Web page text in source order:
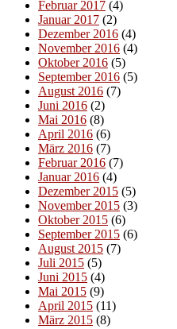
Februar 2017 (4)
Januar 2017 (2)
Dezember 2016 (4)
November 2016 (4)
Oktober 2016 (5)
September 2016 (5)
August 2016 (7)
Juni 2016 (2)
Mai 2016 (8)
April 2016 (6)
März 2016 (7)
Februar 2016 (7)
Januar 2016 (4)
Dezember 2015 (5)
November 2015 (3)
Oktober 2015 (6)
September 2015 (6)
August 2015 (7)
Juli 2015 (5)
Juni 2015 (4)
Mai 2015 (9)
April 2015 (11)
März 2015 (8)